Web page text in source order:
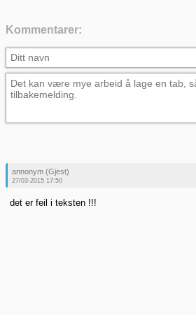
Kommentarer:
annonym (Gjest)
27/03-2015 17:50
det er feil i teksten !!!